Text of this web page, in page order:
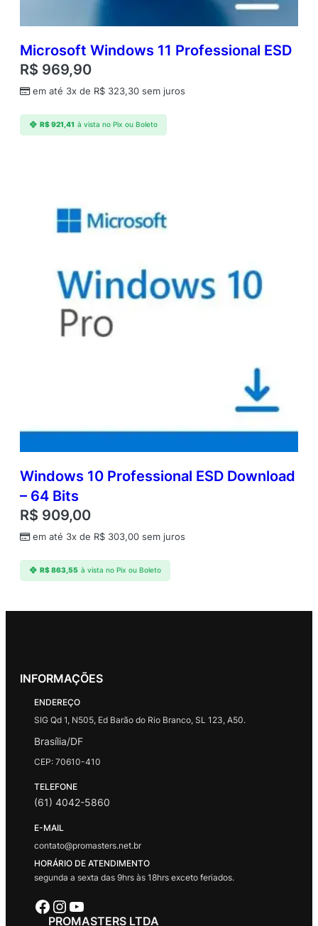
Microsoft Windows 11 Professional ESD
R$ 969,90
em até 3x de R$ 323,30 sem juros
R$921,41 à vista no Pix ou Boleto
Windows 10 Professional ESD Download
– 64 Bits
R$ 909,00
em até 3x de R$ 303,00 sem juros
R$863,55 à vista no Pix ou Boleto
INFORMAÇÕES
ENDEREÇO
SIG Qd 1, N505, Ed Barão do Rio Branco, SL 123, A50.
Brasília/DF
CEP: 70610-410
TELEFONE
(61) 4042-5860
E-MAIL
contato@promasters.net.br
HORÁRIO DE ATENDIMENTO
segunda a sexta das 9hrs às 18hrs exceto feriados.
Facebook Instagram Youtube
PROMASTERS LTDA